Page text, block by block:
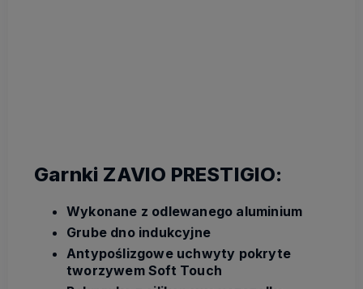
Garnki ZAVIO PRESTIGIO:
Wykonane z odlewanego aluminium
Grube dno indukcyjne
Antypoślizgowe uchwyty pokryte
tworzywem Soft Touch